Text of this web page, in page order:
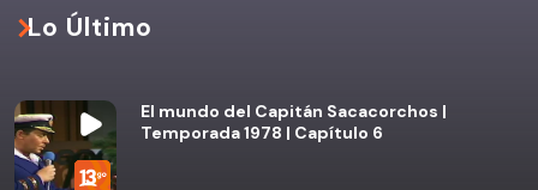
Lo Último
El mundo del Capitán Sacacorchos |
Temporada 1978 | Capítulo 6